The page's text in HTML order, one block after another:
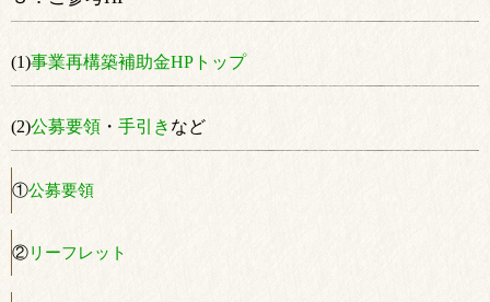
(1)事業再構築補助金HPトップ
(2)公募要領 ・ 手引き など
①公募要領
②リーフレット